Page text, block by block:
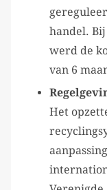
handel.
werd de
van 6
Het